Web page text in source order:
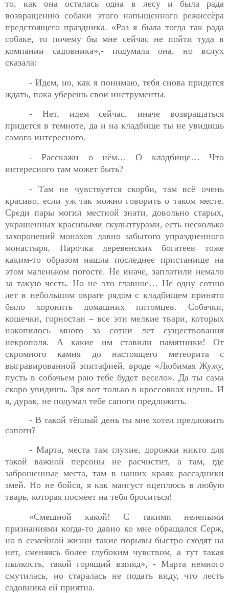
то, как она осталась одна в лесу и была рада
возвращению собаки этого напыщенного режиссёра
предстоящего праздника. «Раз я была тогда так рада
собаке, то почему бы мне сейчас не пойти туда в
компании садовника»,- подумала она, но вслух
сказала:
- Идем, но, как я понимаю, тебя снова придется
ждать, пока уберешь свои инструменты.
- Нет, идем сейчас, иначе возвращаться
придется в темноте, да и на кладбище ты не увидишь
самого интересного.
- Расскажи о нём… О кладбище… Что
интересного там может быть?
- Там не чувствуется скорби, там всё очень
красиво, если ужтак можно говорить о таком месте.
Среди пары могил местной знати, довольно старых,
украшенных красивыми скульптурами, есть несколько
захоронений монахов давно забытого упраздненного
монастыря. Парочка деревенских богатеев тоже
каким-то образом нашла последнее пристанище на
этом маленьком погосте. Не иначе, заплатили немало
за такую честь. Но не это главное… Не одну сотню
лет в небольшом овраге рядом с кладбищем принято
было хоронить домашних питомцев. Собачки,
кошечки, горностаи – все эти мелкие твари, которых
накопилось много за сотни лет существования
некрополя. А какие им ставили памятники! От
скромного камня до настоящего метеорита с
выгравированной эпитафией, вроде «Любимая Жужу,
пусть в собачьем раю тебе будет весело». Да ты сама
скоро увидишь. Зря вот только в кроссовках идешь. И
я, дурак, не подумал тебе сапоги предложить.
- В такой тёплый день ты мне хотел предложить
сапоги?
- Марта, места там глухие, дорожки никто для
такой важной персоны не расчистит, а там, где
заброшенные места, там в наших краях рассадники
змей. Но не бойся, я как мангуст вцеплюсь в любую
тварь, которая посмеет на тебя броситься!
«Смешной какой! С такими нелепыми
признаниями когда-то давно ко мне обращался Серж,
но в семейной жизни такие порывы быстро сходят на
нет, сменяясь более глубоким чувством, а тут такая
пылкость, такой горящий взгляд», - Марта немного
смутилась, но старалась не подать виду, что лесть
садовника ей приятна.